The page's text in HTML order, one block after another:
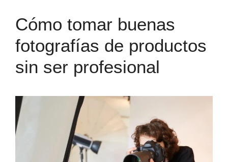
Cómo tomar buenas
fotografías de productos
sin ser profesional